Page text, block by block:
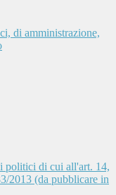
di amministrazione,
politici di cui all'art. 14,
2013 (da pubblicare in